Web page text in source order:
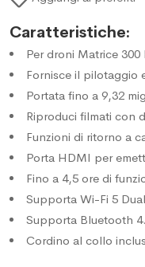
Caratteristiche:
Per droni Matrice 300
Fornisce il pilotaggio
Portata fino a 9,32
Riproduci filmati con
Funzioni di ritorno a
Porta HDMI per
Fino a 4,5 ore di
Supporta Wi-Fi 5
Supporta Bluetooth
Cordino al collo